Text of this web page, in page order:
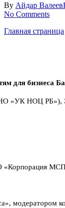
By Айдар Валеев
No Comments
Главная страница
для бизнеса
«УК НОЦ РБ»),
модератором